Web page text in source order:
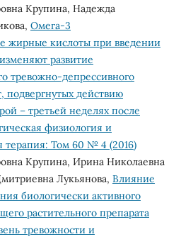
Крупина, Надежда
Омега-3
жирные кислоты при введении
развитие
тревожно-депрессивного
подвергнутых действию
– третьей неделях после
физиология и
терапия: Том 60 № 4 (2016)
Крупина, Ирина Николаевна
Лукьянова, Влияние
биологически активного
растительного препарата
тревожности и